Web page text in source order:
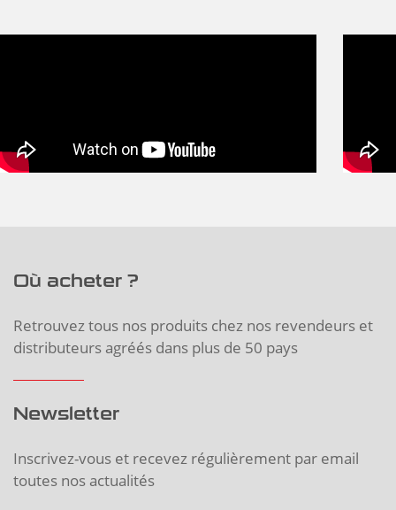
Où acheter ?
Retrouvez tous nos produits chez nos revendeurs et
distributeurs agréés dans plus de 50 pays
Newsletter
Inscrivez-vous et recevez régulièrement par email
toutes nos actualités